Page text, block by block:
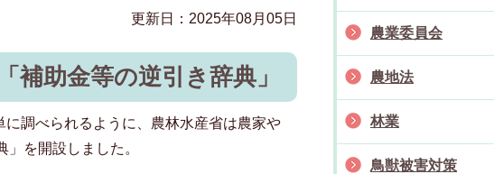
更新日：2025年08月05日
補助金等の逆引き辞典」
調べられるように、農林水産省は農家や
を開設しました。
農業委員会
農地法
林業
鳥獣被害対策